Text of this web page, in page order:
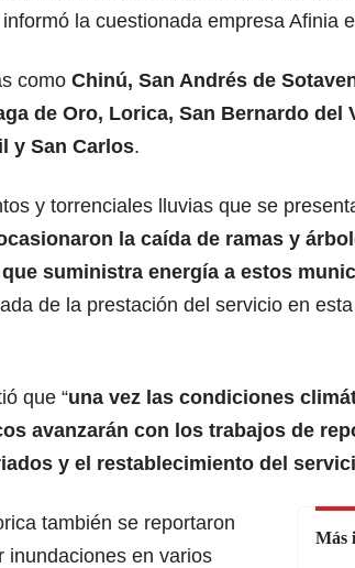
la cuestionada empresa Afinia
como Chinú, San Andrés de
de Oro, Lorica, San Bernardo del
y San Carlos.
y torrenciales lluvias que se
la caída de ramas y
suministra energía a estos
de la prestación del servicio en
que “una vez las condiciones
avanzarán con los trabajos de
y el restablecimiento del
Más
también se reportaron
inundaciones en varios